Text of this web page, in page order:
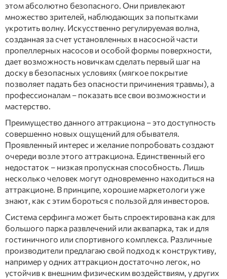
этом абсолютно безопасного. Они привлекают
множество зрителей, наблюдающих за попытками
укротить волну. Искусственно регулируемая волна,
созданная за счет установленных в насосной части
пропеллерных насосов и особой формы поверхности,
дает возможность новичкам сделать первый шаг на
доску в безопасных условиях (мягкое покрытие
позволяет падать без опасности причинения травмы), а
профессионалам – показать все свои возможности и
мастерство.
Преимущество данного аттракциона – это доступность
совершенно новых ощущений для обывателя.
Проявленный интерес и желание попробовать создают
очереди возле этого аттракциона. Единственный его
недостаток – низкая пропускная способность. Лишь
несколько человек могут одновременно находиться на
аттракционе. В принципе, хорошие маркетологи уже
знают, как с этим бороться с пользой для инвесторов.
Система серфинга может быть спроектирована как для
большого парка развлечений или аквапарка, так и для
гостиничного или спортивного комплекса. Различные
производители предлагаю свой подход к конструктиву,
например у одних аттракцион достаточно легок, но
устойчив к внешним физическим воздействиям, у других